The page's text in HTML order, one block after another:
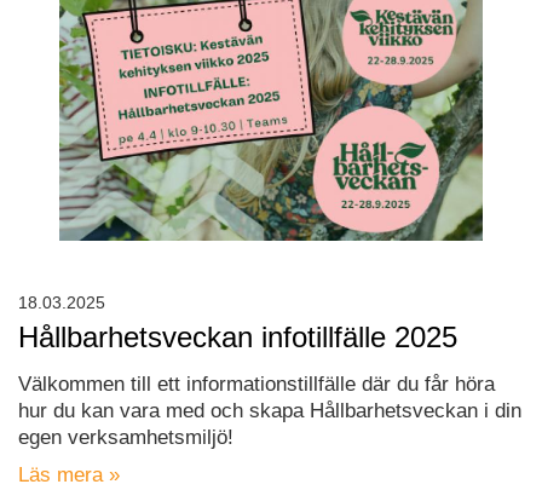
Hållbarhetsveckan infotillfälle 2025
Välkommen till ett informationstillfälle där du får höra
hur du kan vara med och skapa Hållbarhetsveckan i din
egen verksamhetsmiljö!
Läs mera »
18.03.2025